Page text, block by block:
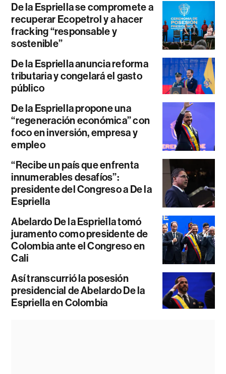
De la Espriella se compromete a
recuperar Ecopetrol y a hacer
fracking “responsable y
sostenible”
De la Espriella anuncia reforma
tributaria y congelará el gasto
público
De la Espriella propone una
“regeneración económica” con
foco en inversión, empresa y
empleo
“Recibe un país que enfrenta
innumerables desafíos”:
presidente del Congreso a De la
Espriella
Abelardo De la Espriella tomó
juramento como presidente de
Colombia ante el Congreso en
Cali
Así transcurrió la posesión
presidencial de Abelardo De la
Espriella en Colombia